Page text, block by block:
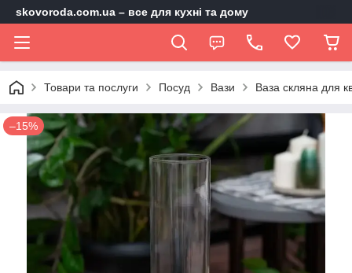
skovoroda.com.ua – все для кухні та дому
Товари та послуги Посуд Вази Ваза скляна для
–15%